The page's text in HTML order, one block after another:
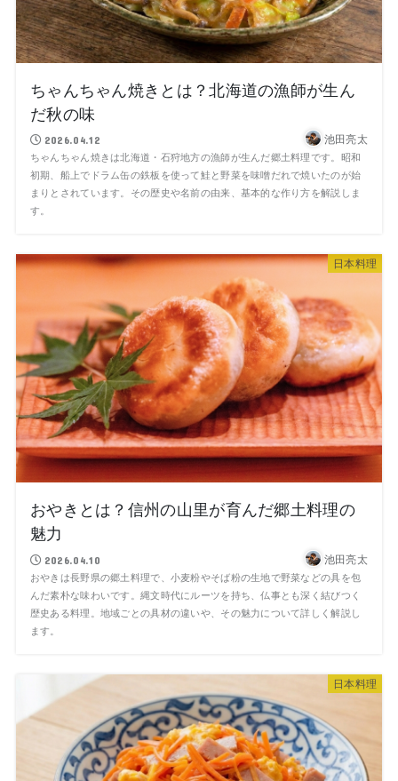
ちゃんちゃん焼きとは？北海道の漁師が生ん
だ秋の味
2026.04.12 池田亮太
ちゃんちゃん焼きは北海道・石狩地方の漁師が生んだ郷土料理です。昭和
初期、船上でドラム缶の鉄板を使って鮭と野菜を味噌だれで焼いたのが始
まりとされています。その歴史や名前の由来、基本的な作り方を解説しま
す。
日本料理
おやきとは？信州の山里が育んだ郷土料理の
魅力
2026.04.10 池田亮太
おやきは長野県の郷土料理で、小麦粉やそば粉の生地で野菜などの具を包
んだ素朴な味わいです。縄文時代にルーツを持ち、仏事とも深く結びつく
歴史ある料理。地域ごとの具材の違いや、その魅力について詳しく解説し
ます。
日本料理